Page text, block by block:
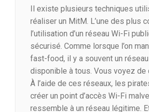
Il existe plusieurs techniques
réaliser un MitM. L’une des plus
l’utilisation d’un réseau Wi-Fi
sécurisé. Comme lorsque l’on
fast-food, il y a souvent un
disponible à tous. Vous voyez de
À l’aide de ces réseaux, les
créer un point d’accès Wi-Fi
ressemble à un réseau légitime.